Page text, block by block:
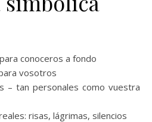
conoceros a fondo
vosotros
– tan personales como vuestra
risas, lágrimas, silencios